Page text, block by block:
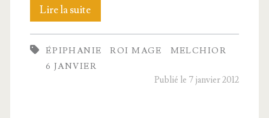
Lire la suiteDans
les
coffres
ÉPIPHANIE ROI MAGE
MELCHIOR
6 JANVIER
Publié le 7 janvier 2012